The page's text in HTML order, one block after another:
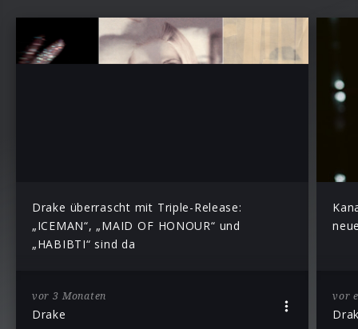
Drake überrascht mit Triple-Release:
„ICEMAN“, „MAID OF HONOUR“ und
„HABIBTI“ sind da
vor 3 Monaten
Drake
vor